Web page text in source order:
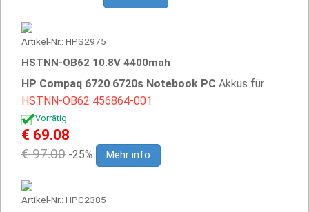
Artikel-Nr.: HPS2975
HSTNN-OB62 10.8V 4400mah
HP Compaq 6720 6720s Notebook PC Akkus für
HSTNN-OB62 456864-001
Vorrätig
€ 69.08
€ 97.00 -25% Mehr info
Artikel-Nr.: HPC2385